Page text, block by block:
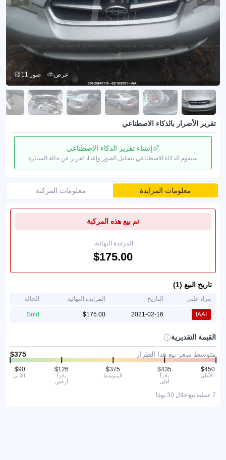
11 صور عرض
تقرير الأضرار بالذكاء الاصطناعي
إنشاء تقرير الذكاء الاصطناعي
سيقوم الذكاء الاصطناعي بتحليل الصور وإعداد تقرير عن حالة السيارة
معلومات المزايدة معلومات المركبة
تم بيع هذه المركبة
المزايدة النهائية:
تاريخ البيع (1)
مزاد علني التاريخ المزايدة النهائية الحالة
IAAI
2021-02-16
Sold
القيمة التقديرية
متوسط سعر بيع هذا الطراز
الأدنى
نادراً
أرخص
المتوسط
نادراً
أغلى
الأعلى
7 عملية بيع خلال 30 يومًا